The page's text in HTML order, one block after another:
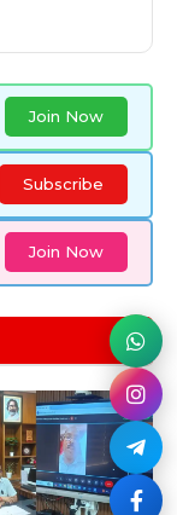
Join Now
Subscribe
Join Now